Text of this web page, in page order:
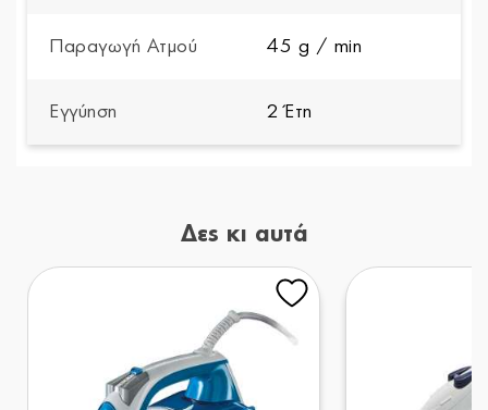
Παραγωγή Ατμού 45 g / min
Εγγύηση 2 Έτη
Δες κι αυτά